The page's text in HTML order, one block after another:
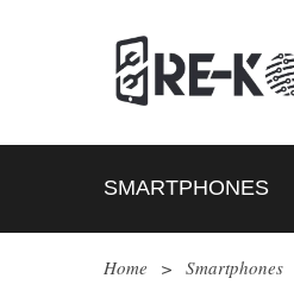
SMARTPHONES
Home > Smartphones